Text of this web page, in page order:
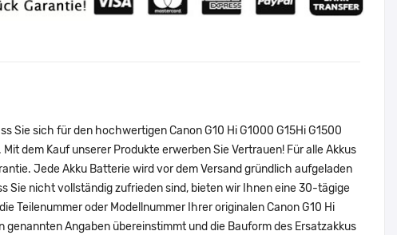
Sie sich für den hochwertigen Canon G10 Hi G1000 G15Hi G1500
dem Kauf unserer Produkte erwerben Sie Vertrauen! Für alle Akkus
Jede Akku Batterie wird vor dem Versand gründlich aufgeladen
Sie nicht vollständig zufrieden sind, bieten wir Ihnen eine 30-tägige
Teilenummer oder Modellnummer Ihrer originalen Canon G10 Hi
genannten Angaben übereinstimmt und die Bauform des Ersatzakkus